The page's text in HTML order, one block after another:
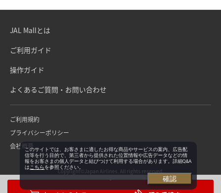
JAL Mallとは
ご利用ガイド
操作ガイド
よくあるご質問・お問い合わせ
ご利用規約
プライバシーポリシー
会社概要
Copyright©Japan Airlines. All rights reserved.
このサイトでは、お客さまに適したお得な商品やサービスの案内、広告配
信等を行う目的で、第三者から提供された位置情報や広告データなどの情
報をお客さまの個人データと結びつけて利用する場合があります。詳細Q&A
は こちらを参照ください。
確認